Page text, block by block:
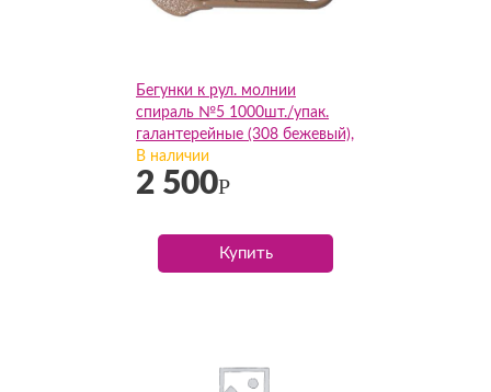
Бегунки к рул. молнии
спираль №5 1000шт./упак.
галантерейные (308 бежевый),
упак
В наличии
2 500Р
Купить